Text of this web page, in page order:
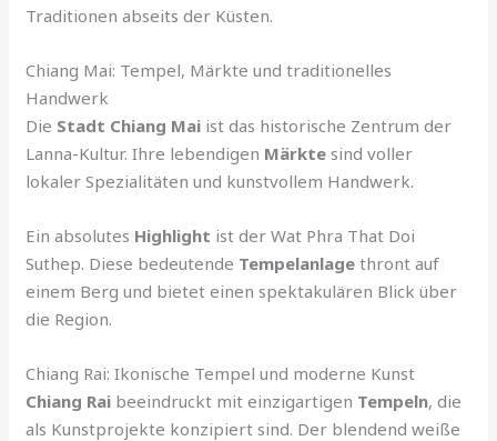
Traditionen abseits der Küsten.
Chiang Mai: Tempel, Märkte und traditionelles
Handwerk
Die Stadt Chiang Mai ist das historische Zentrum der
Lanna-Kultur. Ihre lebendigen Märkte sind voller
lokaler Spezialitäten und kunstvollem Handwerk.
Ein absolutes Highlight ist der Wat Phra That Doi
Suthep. Diese bedeutende Tempelanlage thront auf
einem Berg und bietet einen spektakulären Blick über
die Region.
Chiang Rai: Ikonische Tempel und moderne Kunst
Chiang Rai beeindruckt mit einzigartigen Tempeln, die
als Kunstprojekte konzipiert sind. Der blendend weiße